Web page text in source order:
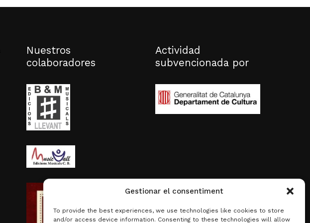
Gestionar el consentiment
To provide the best experiences, we use technologies like cookies to store
and/or access device information. Consenting to these technologies will allow
Nuestros
colaboradores
Actividad
subvencionada por